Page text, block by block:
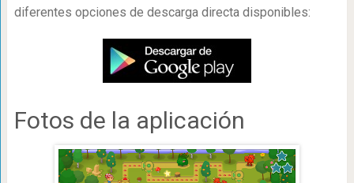
diferentes opciones de descarga directa disponibles:
Fotos de la aplicación